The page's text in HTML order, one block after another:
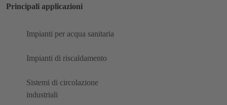
Principali applicazioni
Impianti per acqua sanitaria
Impianti di riscaldamento
Sistemi di circolazione
industriali